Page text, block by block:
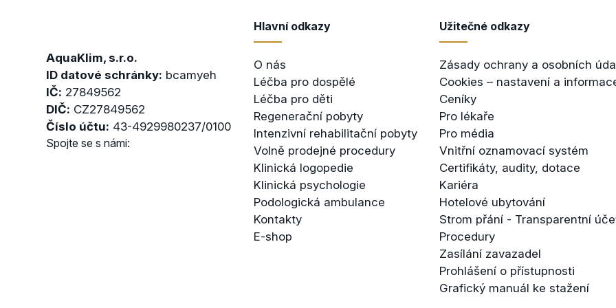
AquaKlim, s.r.o.
ID datové schránky: bcamyeh
IČ: 27849562
DIČ: CZ27849562
Číslo účtu: 43-4929980237/0100
Spojte se s námi:
Hlavní odkazy
O nás
Léčba pro dospělé
Léčba pro děti
Regenerační pobyty
Intenzivní rehabilitační pobyty
Volně prodejné procedury
Klinická logopedie
Klinická psychologie
Podologická ambulance
Kontakty
E-shop
Užitečné odkazy
Zásady ochrany a osobních
Cookies – nastavení a
Ceníky
Pro lékaře
Pro média
Vnitřní oznamovací systém
Certifikáty, audity, dotace
Kariéra
Hotelové ubytování
Strom přání - Transparentní
Procedury
Zasílání zavazadel
Prohlášení o přístupnosti
Grafický manuál ke stažení